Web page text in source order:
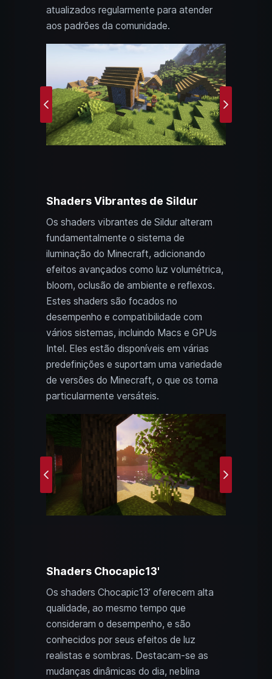
atualizados regularmente para atender
aos padrões da comunidade.
Previous Next
Shaders Vibrantes de Sildur
Os shaders vibrantes de Sildur alteram
fundamentalmente o sistema de
iluminação do Minecraft, adicionando
efeitos avançados como luz volumétrica,
bloom, oclusão de ambiente e reflexos.
Estes shaders são focados no
desempenho e compatibilidade com
vários sistemas, incluindo Macs e GPUs
Intel. Eles estão disponíveis em várias
predefinições e suportam uma variedade
de versões do Minecraft, o que os torna
particularmente versáteis.
Previous Next
Shaders Chocapic13'
Os shaders Chocapic13’ oferecem alta
qualidade, ao mesmo tempo que
consideram o desempenho, e são
conhecidos por seus efeitos de luz
realistas e sombras. Destacam-se as
mudanças dinâmicas do dia, neblina